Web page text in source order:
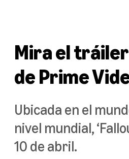
Mira el
de Prime
Ubicada en el
nivel mundial,
10 de abril.